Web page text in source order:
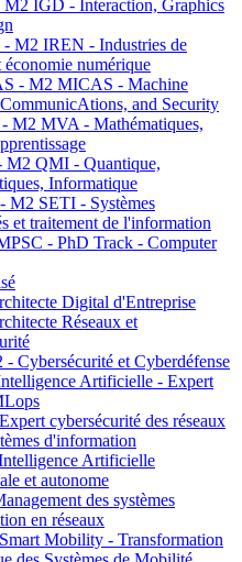
IGD - Interaction, Graphics
M2 IREN - Industries de
économie numérique
- M2 MICAS - Machine
and Security
M2 MVA - Mathématiques,
QMI - Quantique,
Informatique
M2 SETI - Systèmes
et traitement de l'information
- PhD Track - Computer
Digital d'Entreprise
Réseaux et
Cybersécurité et Cyberdéfense
Artificielle - Expert
cybersécurité des réseaux
d'information
Artificielle
et autonome
des systèmes
en réseaux
Mobility - Transformation